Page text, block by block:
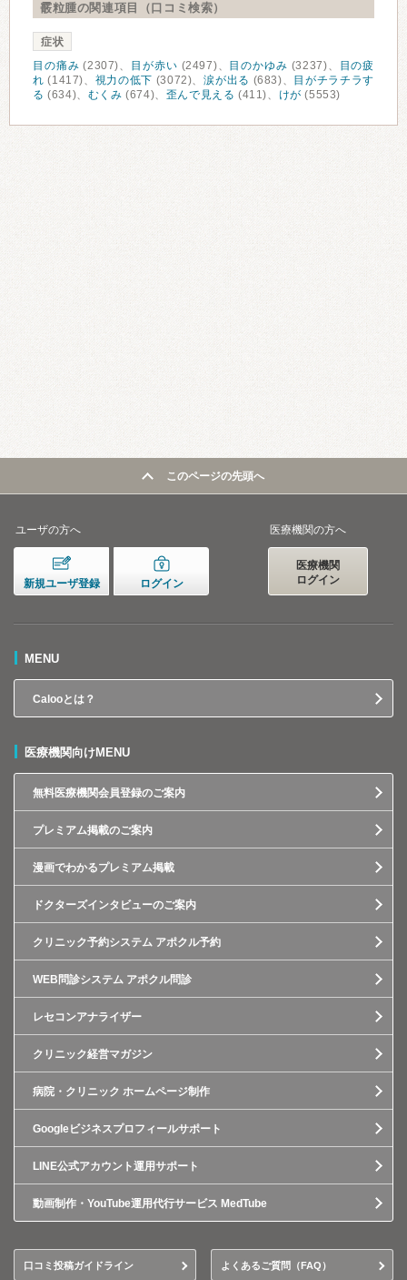
霰粒腫の関連項目（口コミ検索）
症状
目の痛み (2307)、 目が赤い (2497)、 目のかゆみ (3237)、
目の疲
れ (1417)、 視力の低下 (3072)、涙が出る (683)、
目がチラチラす
る (634)、 むくみ (674)、 歪んで見える (411)、 けが (5553)
このページの先頭へ
ユーザの方へ
新規ユーザ登録 ログイン
医療機関の方へ
医療機関
ログイン
MENU
Calooとは？
医療機関向けMENU
無料医療機関会員登録のご案内
プレミアム掲載のご案内
漫画でわかるプレミアム掲載
ドクターズインタビューのご案内
クリニック予約システム アポクル予約
WEB問診システム アポクル問診
レセコンアナライザー
クリニック経営マガジン
病院・クリニック ホームページ制作
Googleビジネスプロフィールサポート
LINE公式アカウント運用サポート
動画制作・YouTube運用代行サービス MedTube
口コミ投稿ガイドライン よくあるご質問（FAQ）